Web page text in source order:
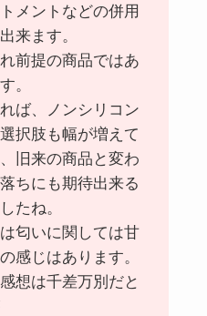
メントなどの併用
来ます。
前提の商品ではあ
。
ば、ノンシリコン
択肢も幅が増えて
旧来の商品と変わ
ちにも期待出来る
たね。
匂いに関しては甘
感じはあります。
想は千差万別だと